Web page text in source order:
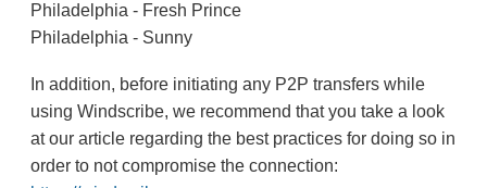
Philadelphia - Fresh Prince
Philadelphia - Sunny
In addition, before initiating any P2P transfers while
using Windscribe, we recommend that you take a look
at our article regarding the best practices for doing so in
order to not compromise the connection: